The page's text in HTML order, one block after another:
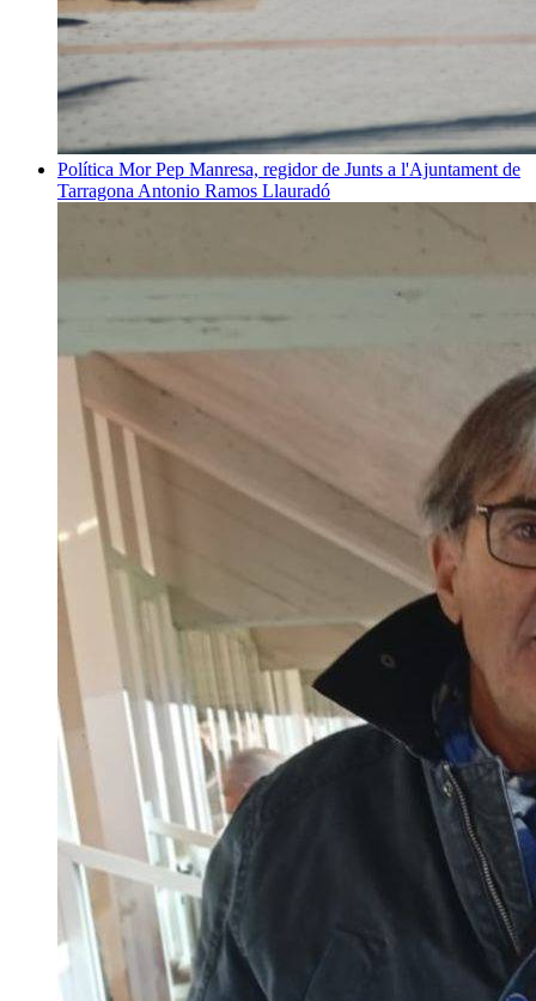
Política Mor Pep Manresa, regidor de Junts a l'Ajuntament de
Tarragona Antonio Ramos Llauradó